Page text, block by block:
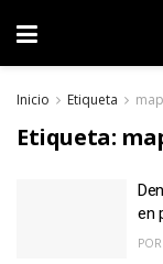
Inicio Etiqueta
Etiqueta:
en
POR